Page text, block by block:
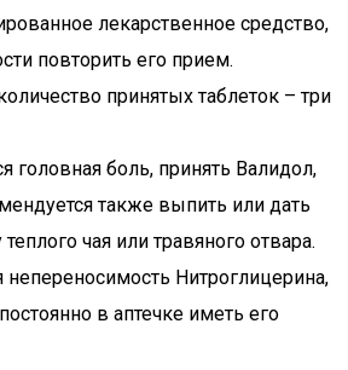
лекарственное средство,
повторить его прием.
принятых таблеток – три
головная боль, принять Валидол,
также выпить или дать
чая или травяного отвара.
непереносимость Нитроглицерина,
в аптечке иметь его